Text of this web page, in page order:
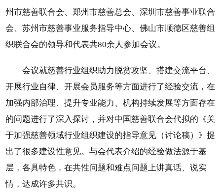
州市慈善联合会、郑州市慈善总会、深圳市慈善事业联合
会、苏州市慈善事业服务指导中心、佛山市顺德区慈善组
织联合会的领导和代表共80余人参加会议。
会议就慈善行业组织助力脱贫攻坚、搭建交流平台、
开展行业自律、开展会员服务等方面进行了经验交流，在
加强内部治理、提升专业能力、机构持续发展等方面存在
的问题进行了深入探讨，并对中国慈善联合会代拟的《关
于加强慈善领域行业组织建设的指导意见（讨论稿）》提
出了很多建设性意见。与会代表介绍的经验做法源于基
层，各具特色，在共性问题和难点问题上讲真话、说实
情，达成许多共识。